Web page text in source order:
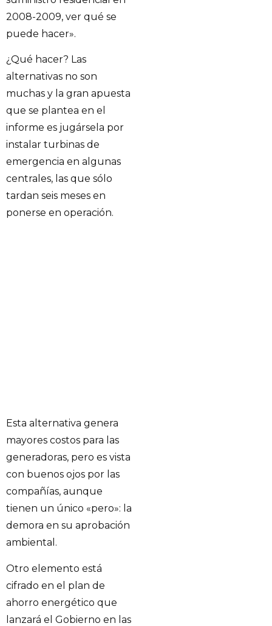
2008-2009, ver qué se
puede hacer».
¿Qué hacer? Las
alternativas no son
muchas y la gran apuesta
que se plantea en el
informe es jugársela por
instalar turbinas de
emergencia en algunas
centrales, las que sólo
tardan seis meses en
ponerse en operación.
Esta alternativa genera
mayores costos para las
generadoras, pero es vista
con buenos ojos por las
compañías, aunque
tienen un único «pero»: la
demora en su aprobación
ambiental.
Otro elemento está
cifrado en el plan de
ahorro energético que
lanzará el Gobierno en las